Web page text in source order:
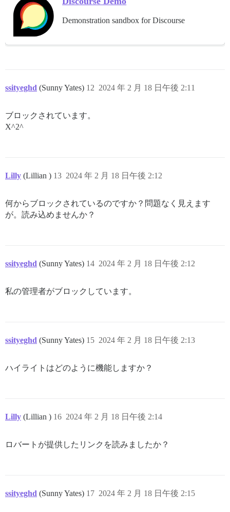
Demonstration sandbox for Discourse
ssityeghd (Sunny Yates) 2024 年 2 月 18 日午後 2:11
12
ブロックされています。
X^2^
Lilly (Lillian ) 2024 年 2 月 18 日午後 2:12
13
何からブロックされているのですか？問題なく見えます
が。読み込めませんか？
ssityeghd (Sunny Yates) 2024 年 2 月 18 日午後 2:12
14
私の管理者がブロックしています。
ssityeghd (Sunny Yates) 2024 年 2 月 18 日午後 2:13
15
ハイライトはどのように機能しますか？
Lilly (Lillian ) 2024 年 2 月 18 日午後 2:14
16
ロバートが提供したリンクを読みましたか？
ssityeghd (Sunny Yates) 2024 年 2 月 18 日午後 2:15
17